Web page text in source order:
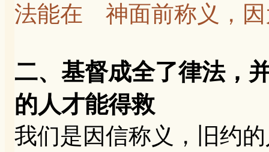
法能在 神面前称义，因
二、基督成全了律法，
的人才能得救
我们是因信称义，旧约